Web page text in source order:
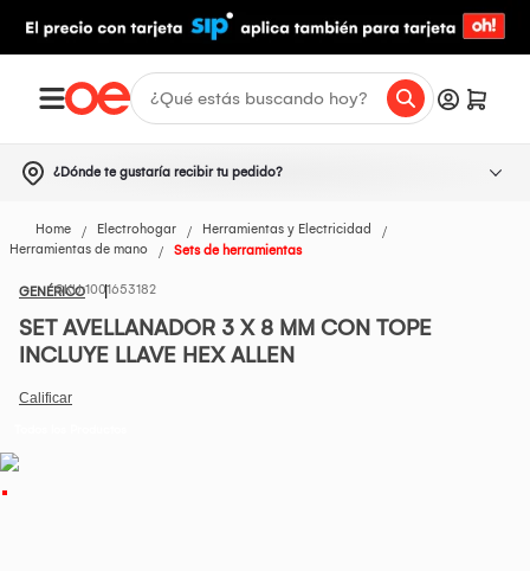
¿Dónde te gustaría recibir tu pedido?
Home Electrohogar
Herramientas y Electricidad
Herramientas de mano
Sets de herramientas
GENÉRICO1001653182
SET AVELLANADOR 3 X 8 MM CON TOPE
INCLUYE LLAVE HEX ALLEN